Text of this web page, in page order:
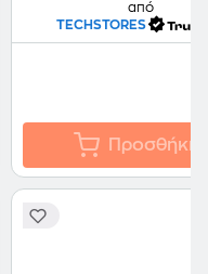
από
TECHSTORES
Προσθήκη